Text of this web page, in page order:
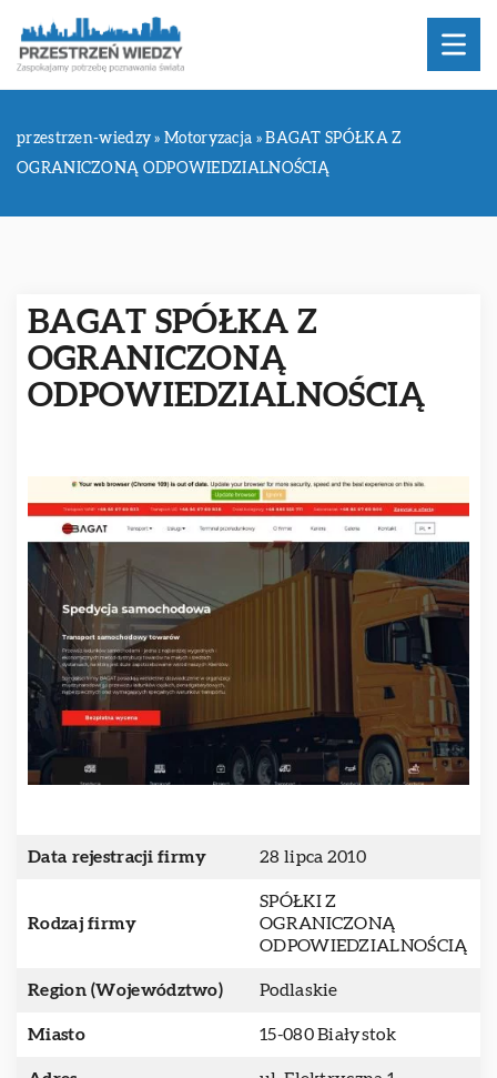
przestrzen-wiedzy »Motoryzacja »BAGAT SPÓŁKA Z
OGRANICZONĄ ODPOWIEDZIALNOŚCIĄ
BAGAT SPÓŁKA Z
OGRANICZONĄ
ODPOWIEDZIALNOŚCIĄ
Data rejestracji firmy 28 lipca 2010
Rodzaj firmy
SPÓŁKI Z
OGRANICZONĄ
ODPOWIEDZIALNOŚCIĄ
Region (Województwo) Podlaskie
Miasto 15-080 Białystok